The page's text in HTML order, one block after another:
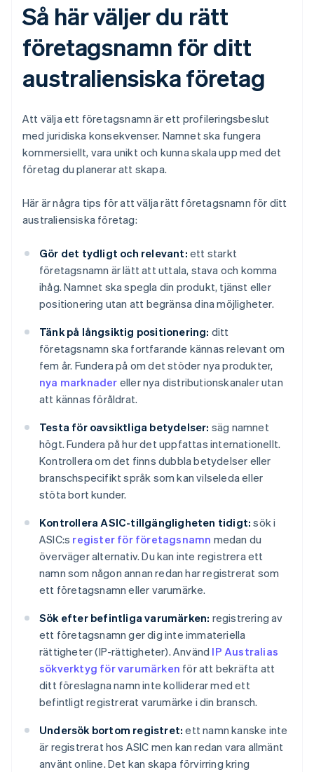
Så här väljer du rätt
företagsnamn för ditt
australiensiska företag
Att välja ett företagsnamn är ett profileringsbeslut
med juridiska konsekvenser. Namnet ska fungera
kommersiellt, vara unikt och kunna skala upp med det
företag du planerar att skapa.
Här är några tips för att välja rätt företagsnamn för ditt
australiensiska företag:
Gör det tydligt och relevant: ett starkt
företagsnamn är lätt att uttala, stava och komma
ihåg. Namnet ska spegla din produkt, tjänst eller
positionering utan att begränsa dina möjligheter.
Tänk på långsiktig positionering: ditt
företagsnamn ska fortfarande kännas relevant om
fem år. Fundera på om det stöder nya produkter,
nya marknader eller nya distributionskanaler utan
att kännas föråldrat.
Testa för oavsiktliga betydelser: säg namnet
högt. Fundera på hur det uppfattas internationellt.
Kontrollera om det finns dubbla betydelser eller
branschspecifikt språk som kan vilseleda eller
stöta bort kunder.
Kontrollera ASIC-tillgängligheten tidigt: sök i
ASIC:s register för företagsnamn medan du
överväger alternativ. Du kan inte registrera ett
namn som någon annan redan har registrerat som
ett företagsnamn eller varumärke.
Sök efter befintliga varumärken: registrering av
ett företagsnamn ger dig inte immateriella
rättigheter (IP-rättigheter). Använd IP Australias
sökverktyg för varumärken för att bekräfta att
ditt föreslagna namn inte kolliderar med ett
befintligt registrerat varumärke i din bransch.
Undersök bortom registret: ett namn kanske inte
är registrerat hos ASIC men kan redan vara allmänt
använt online. Det kan skapa förvirring kring